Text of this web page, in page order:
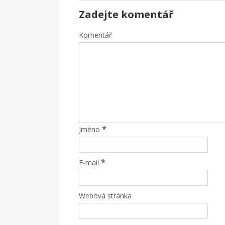
Zadejte komentář
Komentář
Jméno *
E-mail *
Webová stránka